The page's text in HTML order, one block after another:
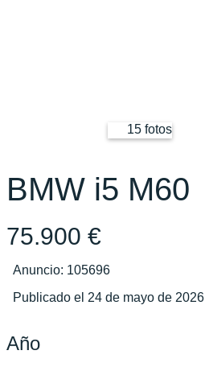
15 fotos
BMW i5 M60
75.900 €
Anuncio: 105696
Publicado el 24 de mayo de 2026
Año